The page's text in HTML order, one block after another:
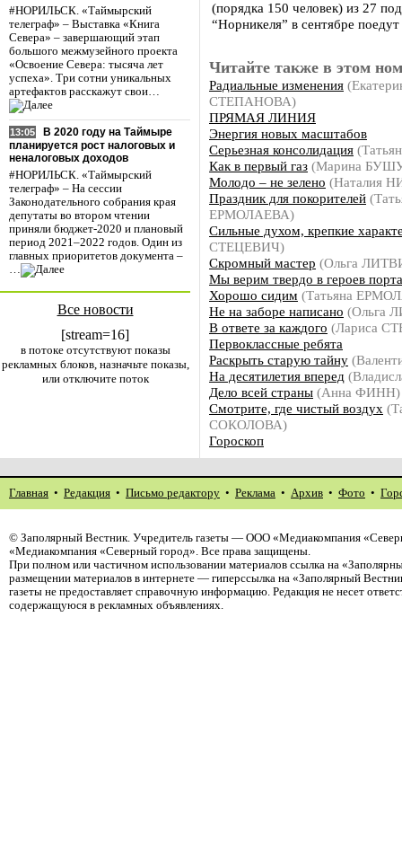
#НОРИЛЬСК. «Таймырский
телеграф» – Выставка «Книга
Севера» – завершающий этап
большого межмузейного проекта
«Освоение Севера: тысяча лет
успеха». Три сотни уникальных
артефактов расскажут свои…
13:05
В 2020 году на Таймыре
планируется рост налоговых и
неналоговых доходов
#НОРИЛЬСК. «Таймырский
телеграф» – На сессии
Законодательного собрания края
депутаты во втором чтении
приняли бюджет-2020 и плановый
период 2021–2022 годов. Один из
главных приоритетов документа –
…
Все новости
[stream=16]
в потоке отсутствуют показы
рекламных блоков, назначьте показы,
или отключите поток
(порядка 150 человек) из 27
“Норникеля” в сентябре
Читайте также в этом
Радиальные изменения
СТЕПАНОВА)
ПРЯМАЯ ЛИНИЯ
Энергия новых масштабов
Серьезная консолидация
Как в первый газ (Марина
Молодо – не зелено (Наталия
Праздник для покорителей
ЕРМОЛАЕВА)
Сильные духом, крепкие
СТЕЦЕВИЧ)
Скромный мастер (Ольга
Мы верим твердо в героев порта
Хорошо сидим (Татьяна
Не на заборе написано (Ольга
В ответе за каждого (Лариса
Первоклассные ребята
Раскрыть старую тайну
На десятилетия вперед
Дело всей страны (Анна ФИНН)
Смотрите, где чистый воздух
СОКОЛОВА)
Гороскоп
Главная • Редакция • Письмо редактору • Реклама • Архив • Фото •
© Заполярный Вестник. Учредитель газеты — ООО «Медиакомпания
«Медиакомпания «Северный город». Все права защищены.
При полном или частичном использовании материалов ссылка на
размещении материалов в интернете — гиперссылка на «Заполярный
газеты не предоставляет справочную информацию. Редакция не несет
содержащуюся в рекламных объявлениях.